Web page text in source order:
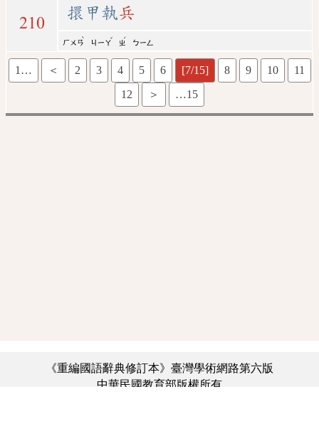
210
擐甲執兵
ㄏㄨㄢ
ˋ
ㄐㄧㄚ
ˇ
ㄓ
ˊ
ㄅㄧㄥ
1… ＜ 2 3 4 5 6 [7/15] 8 9 10
11
12
＞ …15
《重編國語辭典修訂本》臺灣學術網路第六版
中華民國教育部版權所有